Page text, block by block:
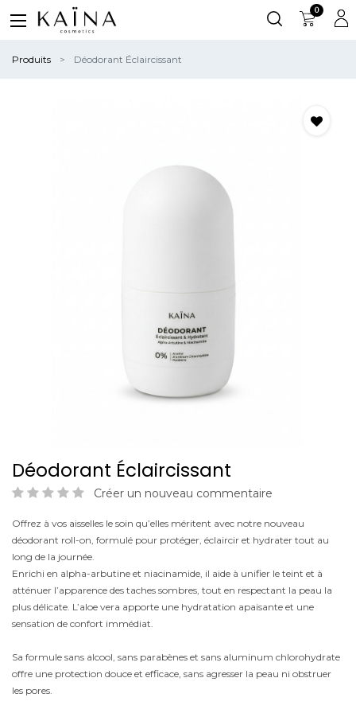
0
Produits Déodorant Éclaircissant
Déodorant Éclaircissant
Créer un nouveau commentaire
Offrez à vos aisselles le soin qu’elles méritent avec notre nouveau
déodorant roll-on, formulé pour protéger, éclaircir et hydrater tout au
long de la journée.
Enrichi en alpha-arbutine et niacinamide, il aide à unifier le teint et à
atténuer l’apparence des taches sombres, tout en respectant la peau la
plus délicate. L’aloe vera apporte une hydratation apaisante et une
sensation de confort immédiat.
Sa formule sans alcool, sans parabènes et sans aluminum chlorohydrate
offre une protection douce et efficace, sans agresser la peau ni obstruer
les pores.